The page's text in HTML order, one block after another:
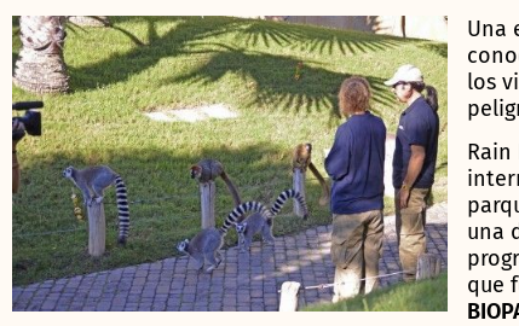
Una
los
Rain
una
que